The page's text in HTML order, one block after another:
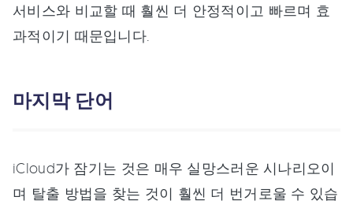
서비스와 비교할 때 훨씬 더 안정적이고 빠르며 효
과적이기 때문입니다.
마지막 단어
iCloud가 잠기는 것은 매우 실망스러운 시나리오이
며 탈출 방법을 찾는 것이 훨씬 더 번거로울 수 있습